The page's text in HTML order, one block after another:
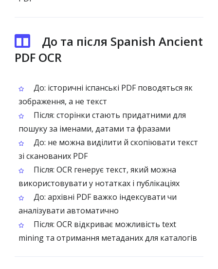
До та після Spanish Ancient
PDF OCR
До: історичні іспанські PDF поводяться як
зображення, а не текст
Після: сторінки стають придатними для
пошуку за іменами, датами та фразами
До: не можна виділити й скопіювати текст
зі сканованих PDF
Після: OCR генерує текст, який можна
використовувати у нотатках і публікаціях
До: архівні PDF важко індексувати чи
аналізувати автоматично
Після: OCR відкриває можливість text
mining та отримання метаданих для каталогів